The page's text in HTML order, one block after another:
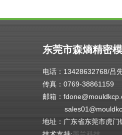
东莞市森熵精密
电话：13428632768/吕
传真：0769-38861159
邮箱：
地址：广东省东莞市虎